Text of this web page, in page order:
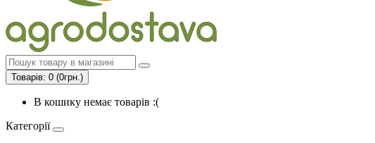
Товарів: 0 (0грн.)
В кошику немає товарів :(
Категорії